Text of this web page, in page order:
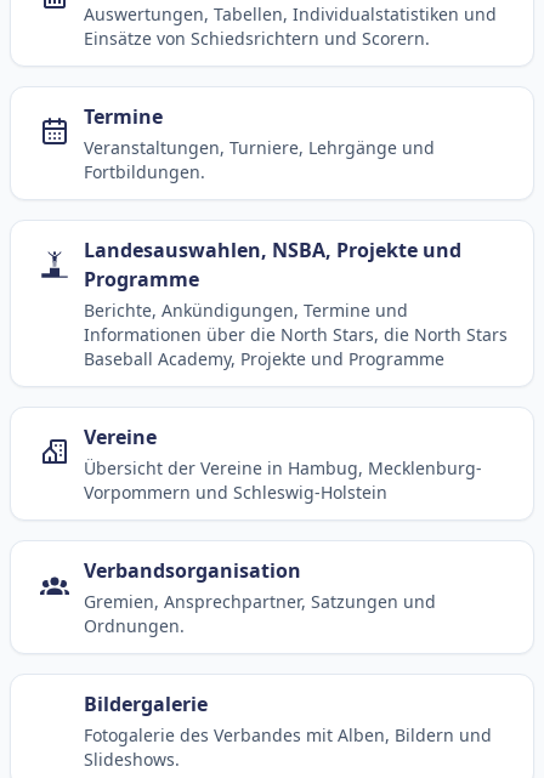
Auswertungen, Tabellen, Individualstatistiken und
Einsätze von Schiedsrichtern und Scorern.
Termine
Veranstaltungen, Turniere, Lehrgänge und
Fortbildungen.
Landesauswahlen, NSBA, Projekte und
Programme
Berichte, Ankündigungen, Termine und
Informationen über die North Stars, die North Stars
Baseball Academy, Projekte und Programme
Vereine
Übersicht der Vereine in Hambug, Mecklenburg-
Vorpommern und Schleswig-Holstein
Verbandsorganisation
Gremien, Ansprechpartner, Satzungen und
Ordnungen.
Bildergalerie
Fotogalerie des Verbandes mit Alben, Bildern und
Slideshows.